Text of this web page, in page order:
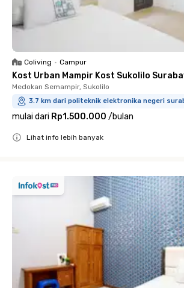
Coliving • Campur
Kost Urban Mampir Kost Sukolilo
Medokan Semampir, Sukolilo
3.7 km dari politeknik elektronika negeri
mulai dari Rp1.500.000 /bulan
Lihat info lebih banyak